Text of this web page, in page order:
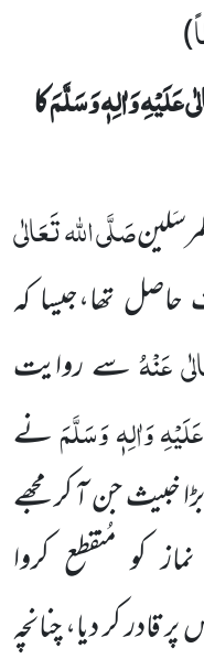
)
عَلَیْہِ وَاٰلِہٖ وَسَلَّمَکا
صَلَّی اللہ تَعَالٰی
تھا،جیسا کہ
عَنْہُسے روایت
وَاٰلِہٖ وَسَلَّمَنے
خبیث جن آ کر مجھے
کو مُنقطع کروا
قادر کر دیا، چنانچہ